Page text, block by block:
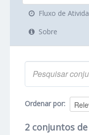
Fluxo de
Sobre
Ordenar por
2 conjuntos